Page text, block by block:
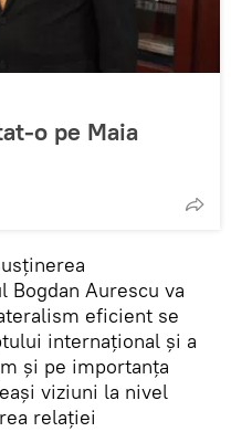
o pe Maia
Aurescu va
eficient se
internaţional şi a
şi pe importanţa
viziuni la nivel
relaţiei